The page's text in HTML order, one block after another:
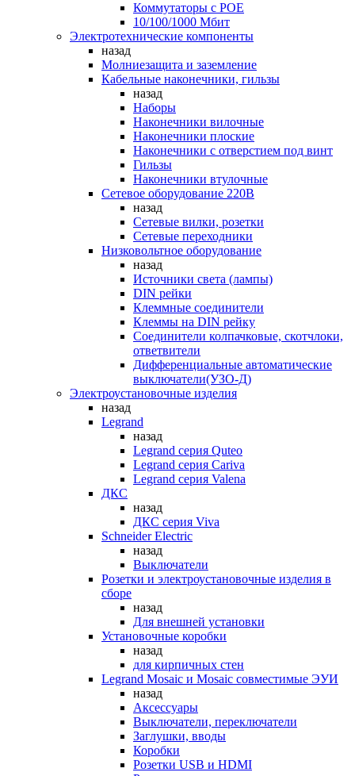
Коммутаторы c POE
10/100/1000 Мбит
Электротехнические компоненты
назад
Молниезащита и заземление
Кабельные наконечники, гильзы
назад
Наборы
Наконечники вилочные
Наконечники плоские
Наконечники с отверстием под винт
Гильзы
Наконечники втулочные
Сетевое оборудование 220В
назад
Сетевые вилки, розетки
Сетевые переходники
Низковольтное оборудование
назад
Источники света (лампы)
DIN рейки
Клеммные соединители
Клеммы на DIN рейку
Соединители колпачковые, скотчлоки,
ответвители
Дифференциальные автоматические
выключатели(УЗО-Д)
Электроустановочные изделия
назад
Legrand
назад
Legrand серия Quteo
Legrand серия Cariva
Legrand серия Valena
ДКС
назад
ДКС серия Viva
Schneider Electric
назад
Выключатели
Розетки и электроустановочные изделия в
сборе
назад
Для внешней установки
Установочные коробки
назад
для кирпичных стен
Legrand Mosaic и Mosaic совместимые ЭУИ
назад
Аксессуары
Выключатели, переключатели
Заглушки, вводы
Коробки
Розетки USB и HDMI